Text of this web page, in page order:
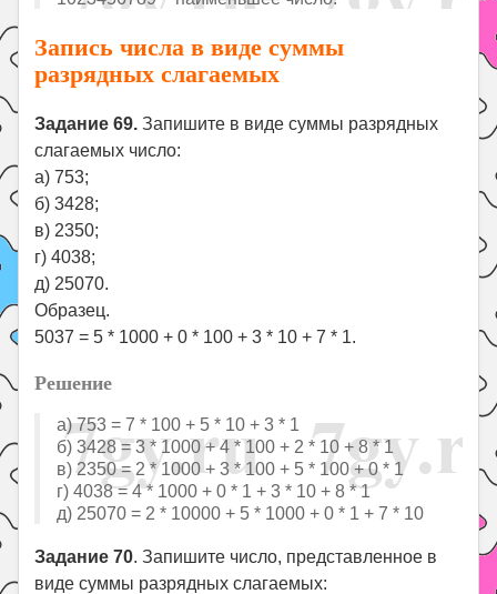
Запись числа в виде суммы
разрядных слагаемых
Задание 69. Запишите в виде суммы разрядных
слагаемых число:
а) 753;
б) 3428;
в) 2350;
г) 4038;
д) 25070.
Образец.
5037 = 5 * 1000 + 0 * 100 + 3 * 10 + 7 * 1.
Решение
а) 753 = 7 * 100 + 5 * 10 + 3 * 1
б) 3428 = 3 * 1000 + 4 * 100 + 2 * 10 + 8 * 1
в) 2350 = 2 * 1000 + 3 * 100 + 5 * 100 + 0 * 1
г) 4038 = 4 * 1000 + 0 * 1 + 3 * 10 + 8 * 1
д) 25070 = 2 * 10000 + 5 * 1000 + 0 * 1 + 7 * 10
Задание 70. Запишите число, представленное в
виде суммы разрядных слагаемых: